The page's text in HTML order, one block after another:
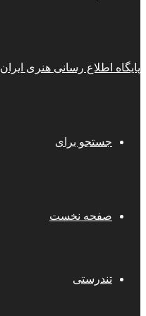
پایگاه اطلاع رسانی هنری ایران
جستجو برای
صفحه نخست
تندرستی